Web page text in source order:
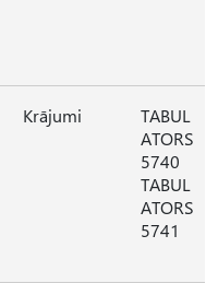
Krājumi
TABUL
ATORS
5740
TABUL
ATORS
5741